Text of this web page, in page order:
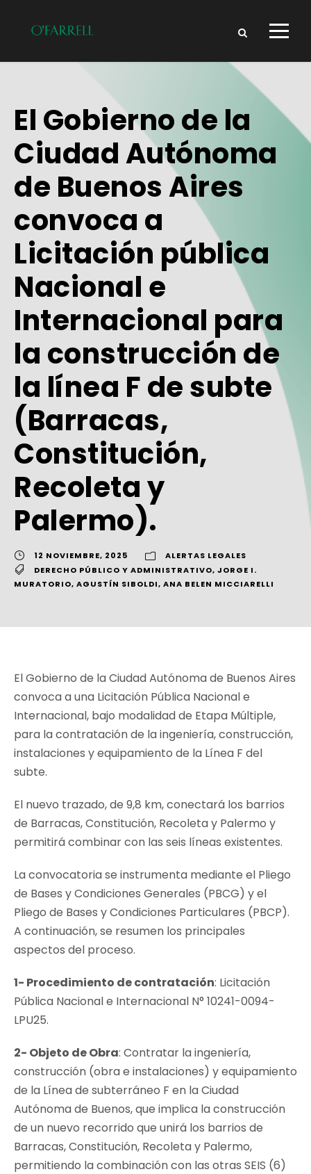
El Gobierno de la
Ciudad Autónoma
de Buenos Aires
convoca a
Licitación pública
Nacional e
Internacional para
la construcción de
la línea F de subte
(Barracas,
Constitución,
Recoleta y
Palermo).
12 NOVIEMBRE, 2025
ALERTAS LEGALES
DERECHO PÚBLICO Y ADMINISTRATIVO, JORGE I.
MURATORIO, AGUSTÍN SIBOLDI, ANA BELEN MICCIARELLI
El Gobierno de la Ciudad Autónoma de Buenos Aires
convoca a una Licitación Pública Nacional e
Internacional, bajo modalidad de Etapa Múltiple,
para la contratación de la ingeniería, construcción,
instalaciones y equipamiento de la Línea F del
subte.
El nuevo trazado, de 9,8 km, conectará los barrios
de Barracas, Constitución, Recoleta y Palermo y
permitirá combinar con las seis líneas existentes.
La convocatoria se instrumenta mediante el Pliego
de Bases y Condiciones Generales (PBCG) y el
Pliego de Bases y Condiciones Particulares (PBCP).
A continuación, se resumen los principales
aspectos del proceso.
1- Procedimiento de contratación: Licitación
Pública Nacional e Internacional N° 10241-0094-
LPU25.
2- Objeto de Obra: Contratar la ingeniería,
construcción (obra e instalaciones) y equipamiento
de la Línea de subterráneo F en la Ciudad
Autónoma de Buenos, que implica la construcción
de un nuevo recorrido que unirá los barrios de
Barracas, Constitución, Recoleta y Palermo,
permitiendo la combinación con las otras SEIS (6)